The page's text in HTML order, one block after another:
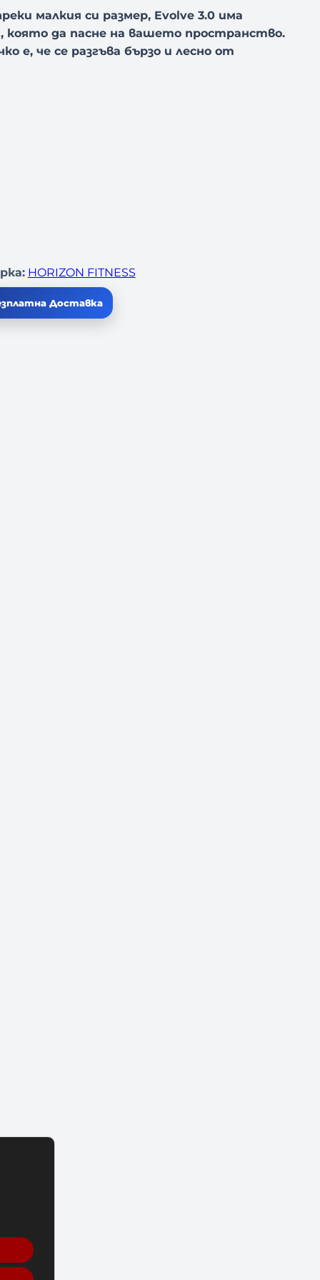
малкия си размер, Evolve 3.0 има
която да пасне на вашето пространство.
е, че се разгъва бързо и лесно от
HORIZON FITNESS
Доставка